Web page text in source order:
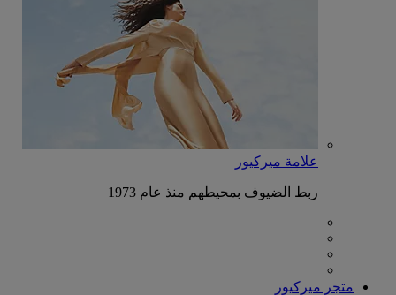
علامة ميركيور
ربط الضيوف بمحيطهم منذ عام 1973
متجر ميركيور